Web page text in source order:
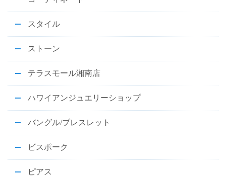
スタイル
ストーン
テラスモール湘南店
ハワイアンジュエリーショップ
バングル/ブレスレット
ビスポーク
ピアス